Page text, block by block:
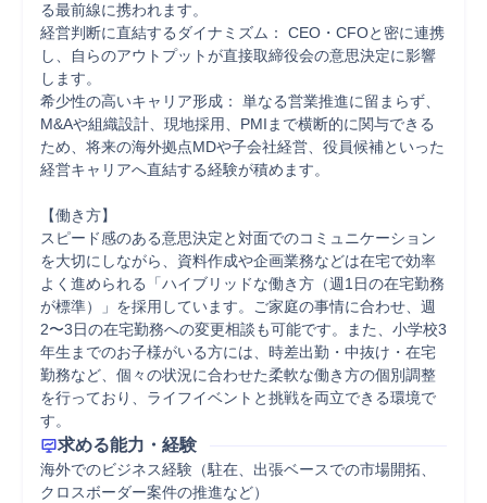
る最前線に携われます。
経営判断に直結するダイナミズム： CEO・CFOと密に連携
し、自らのアウトプットが直接取締役会の意思決定に影響
します。
希少性の高いキャリア形成： 単なる営業推進に留まらず、
M&Aや組織設計、現地採用、PMIまで横断的に関与できる
ため、将来の海外拠点MDや子会社経営、役員候補といった
経営キャリアへ直結する経験が積めます。
【働き方】
スピード感のある意思決定と対面でのコミュニケーション
を大切にしながら、資料作成や企画業務などは在宅で効率
よく進められる「ハイブリッドな働き方（週1日の在宅勤務
が標準）」を採用しています。ご家庭の事情に合わせ、週
2〜3日の在宅勤務への変更相談も可能です。また、小学校3
年生までのお子様がいる方には、時差出勤・中抜け・在宅
勤務など、個々の状況に合わせた柔軟な働き方の個別調整
を行っており、ライフイベントと挑戦を両立できる環境で
す。
求める能力・経験
海外でのビジネス経験（駐在、出張ベースでの市場開拓、
クロスボーダー案件の推進など）